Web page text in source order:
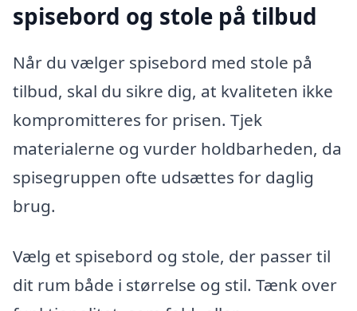
spisebord og stole på tilbud
Når du vælger spisebord med stole på
tilbud, skal du sikre dig, at kvaliteten ikke
kompromitteres for prisen. Tjek
materialerne og vurder holdbarheden, da
spisegruppen ofte udsættes for daglig
brug.
Vælg et spisebord og stole, der passer til
dit rum både i størrelse og stil. Tænk over